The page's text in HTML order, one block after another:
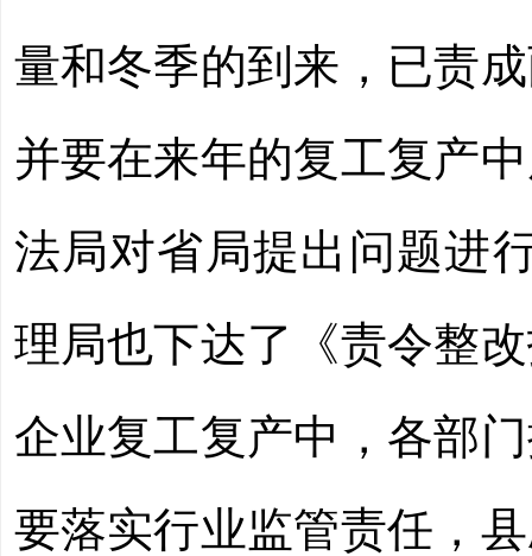
量和冬季的到来，已责
并要在来年的复工复产
法局对省局提出问题进
理局也下达了《责令整
企业复工复产中，各部
要落实行业监管责任，